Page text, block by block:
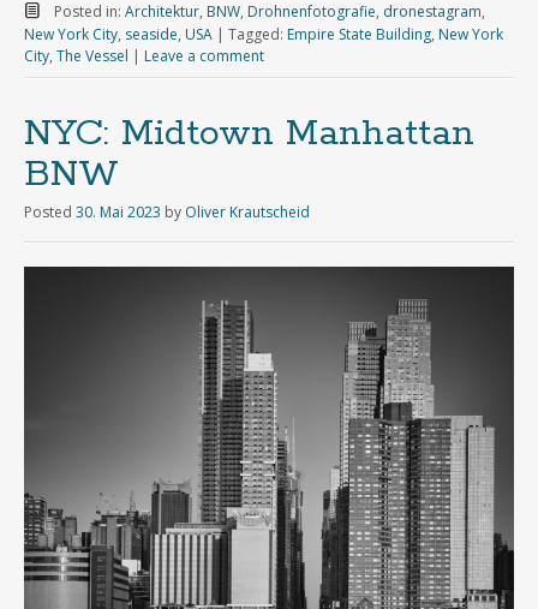
Posted in: Architektur, BNW, Drohnenfotografie, dronestagram,
New York City, seaside, USA | Tagged: Empire State Building, New York
City, The Vessel | Leave a comment
NYC: Midtown Manhattan
BNW
Posted 30. Mai 2023 by Oliver Krautscheid